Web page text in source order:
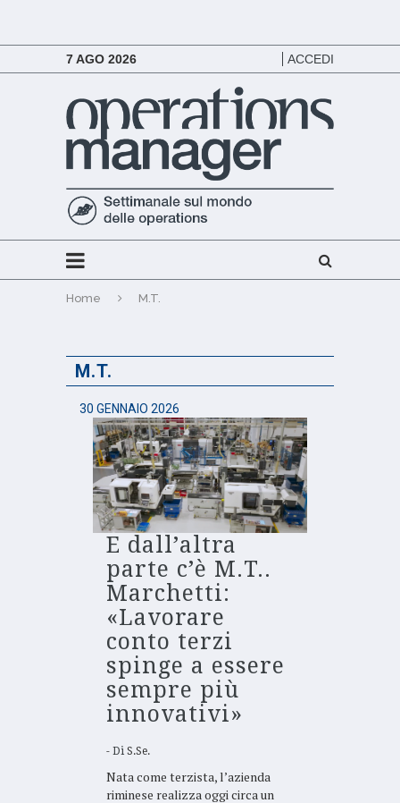
7 AGO 2026 ACCEDI
Home M.T.
M.T.
30 GENNAIO 2026
E dall’altra
parte c’è M.T..
Marchetti:
«Lavorare
conto terzi
spinge a essere
sempre più
innovativi»
Di S.Se.
Nata come terzista, l’azienda
riminese realizza oggi circa un